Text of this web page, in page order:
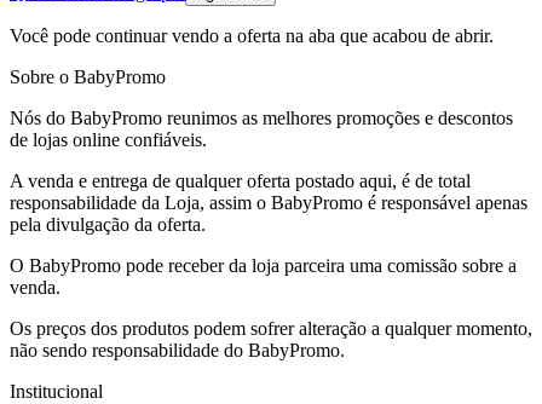
Você pode continuar vendo a oferta na aba que acabou de abrir.
Sobre o BabyPromo
Nós do BabyPromo reunimos as melhores promoções e descontos
de lojas online confiáveis.
A venda e entrega de qualquer oferta postado aqui, é de total
responsabilidade da Loja, assim o BabyPromo é responsável apenas
pela divulgação da oferta.
O BabyPromo pode receber da loja parceira uma comissão sobre a
venda.
Os preços dos produtos podem sofrer alteração a qualquer momento,
não sendo responsabilidade do BabyPromo.
Institucional